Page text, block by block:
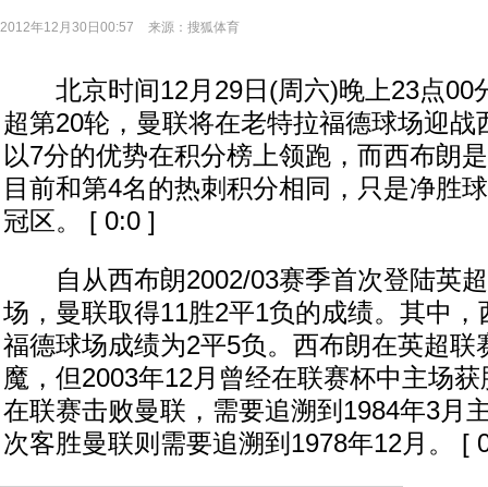
2012年12月30日00:57 来源： 搜狐体育
北京时间12月29日(周六)晚上23点00
超第20轮，曼联将在老特拉福德球场迎战
以7分的优势在积分榜上领跑，而西布朗
目前和第4名的热刺积分相同，只是净胜
冠区。 [ 0:0 ]
自从西布朗2002/03赛季首次登陆英超
场，曼联取得11胜2平1负的成绩。其中
福德球场成绩为2平5负。西布朗在英超联
魔，但2003年12月曾经在联赛杯中主场
在联赛击败曼联，需要追溯到1984年3月
次客胜曼联则需要追溯到1978年12月。 [